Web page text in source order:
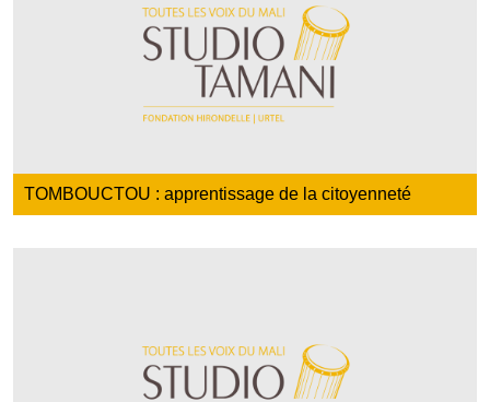
TOMBOUCTOU : apprentissage de la citoyenneté